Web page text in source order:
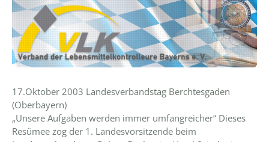
17.Oktober 2003 Landesverbandstag Berchtesgaden
(Oberbayern)
„Unsere Aufgaben werden immer umfangreicher“ Dieses
Resümee zog der 1. Landesvorsitzende beim